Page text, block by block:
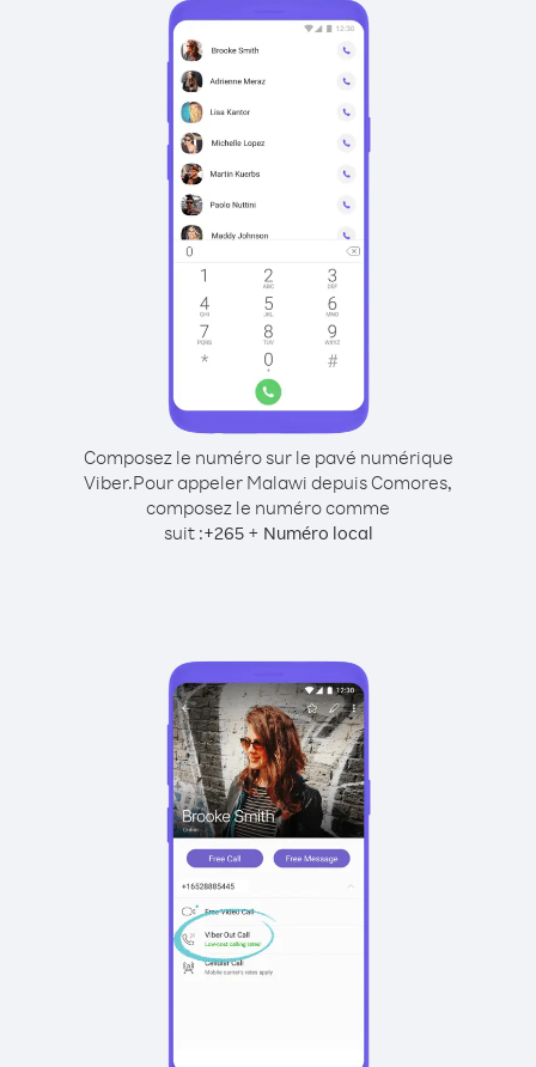
Composez le numéro sur le pavé numérique
Viber.Pour appeler Malawi depuis Comores,
composez le numéro comme
suit :+265+ Numéro local